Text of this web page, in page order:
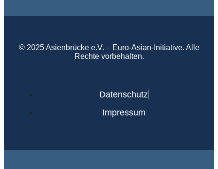
© 2025 Asienbrücke e.V. – Euro-Asian-Initiative. Alle
Rechte vorbehalten.
Datenschutz
Impressum